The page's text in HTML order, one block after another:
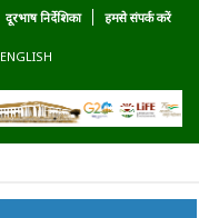
दूरभाष निर्देशिका
हमसे संपर्क करें
ENGLISH